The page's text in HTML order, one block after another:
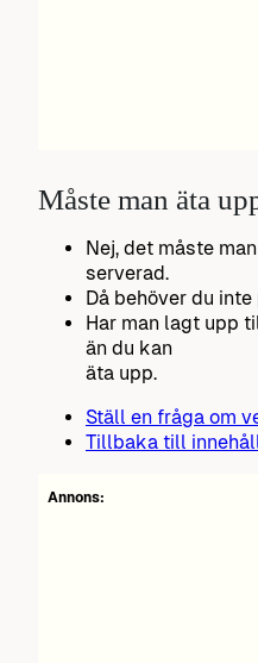
Måste man äta
Nej, det måste
serverad.
Då behöver du
Har man lagt upp
än du kan
äta upp.
Ställ en fråga om
Tillbaka till
Annons: